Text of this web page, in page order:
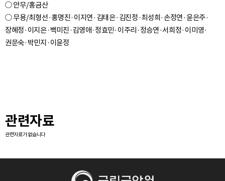
○ 안무/홍금산
○ 무용/최형선·홍명진·이지연·김태은·김진정·최성희·손정연·윤은주·
장혜정·이지은·백미진·김영애·정효민·이주리·정승연·서희정·이미영·
관련자료
관련자료가 없습니다